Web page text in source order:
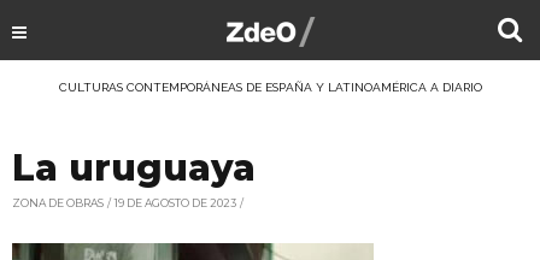
CULTURAS CONTEMPORÁNEAS DE ESPAÑA Y LATINOAMÉRICA A DIARIO
La uruguaya
ZONA DE OBRAS 19 DE AGOSTO DE 2023